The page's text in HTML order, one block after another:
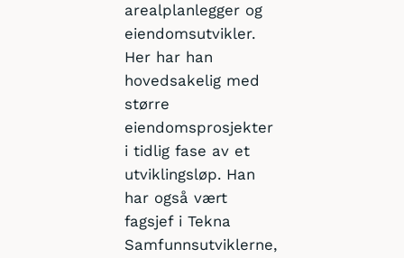
arealplanlegger og
eiendomsutvikler.
Her har han
hovedsakelig med
større
eiendomsprosjekter
i tidlig fase av et
utviklingsløp. Han
har også vært
fagsjef i Tekna
Samfunnsutviklerne,